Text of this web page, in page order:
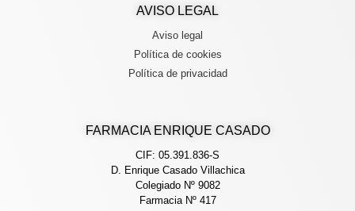
FARMACIA ENRIQUE CASADO
CIF: 05.391.836-S
D. Enrique Casado Villachica
Colegiado Nº 9082
Farmacia Nº 417
AVISO LEGAL
Aviso legal
Política de cookies
Política de privacidad